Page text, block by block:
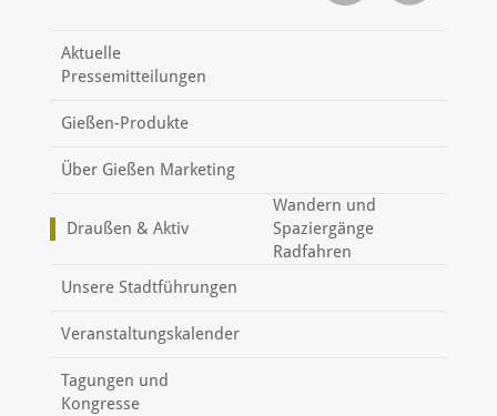
Aktuelle
Pressemitteilungen
Gießen-Produkte
Über Gießen Marketing
Draußen & Aktiv
Wandern und
Spaziergänge
Radfahren
Unsere Stadtführungen
Veranstaltungskalender
Tagungen und
Kongresse